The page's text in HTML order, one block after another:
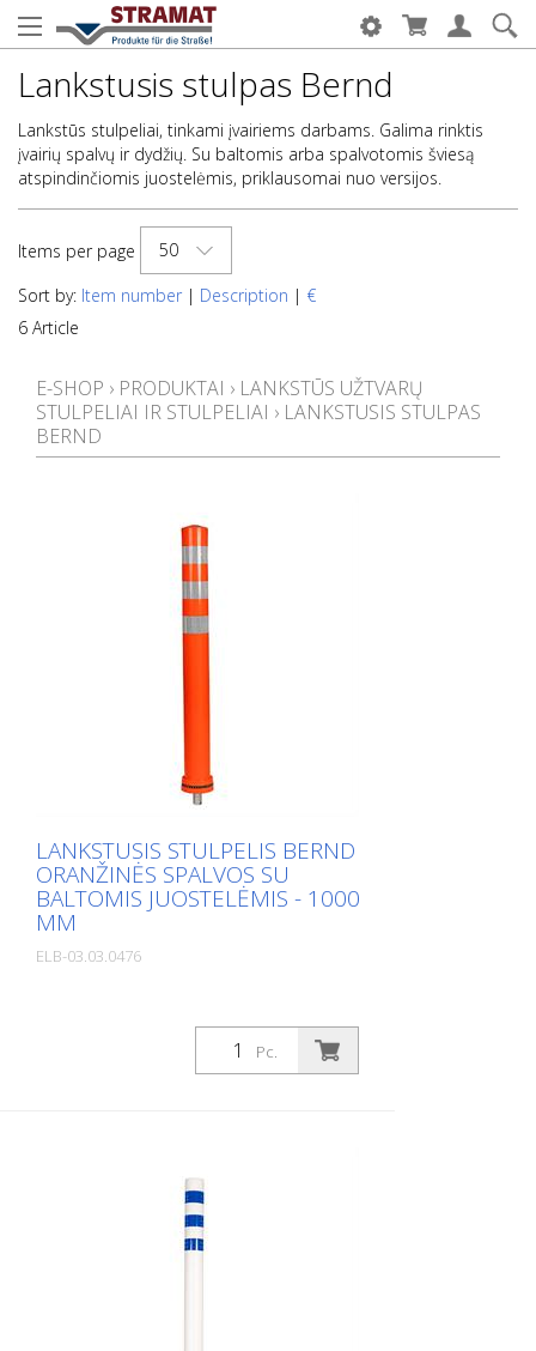
Lankstusis stulpas Bernd
Lankstūs stulpeliai, tinkami įvairiems darbams. Galima rinktis
įvairių spalvų ir dydžių. Su baltomis arba spalvotomis šviesą
atspindinčiomis juostelėmis, priklausomai nuo versijos.
Items per page
50
Sort by: Item number | Description | €
6 Article
E-SHOP › PRODUKTAI › LANKSTŪS UŽTVARŲ
STULPELIAI IR STULPELIAI › LANKSTUSIS STULPAS
BERND
LANKSTUSIS STULPELIS BERND
ORANŽINĖS SPALVOS SU
BALTOMIS JUOSTELĖMIS - 1000
MM
ELB-03.03.0476
Pc.